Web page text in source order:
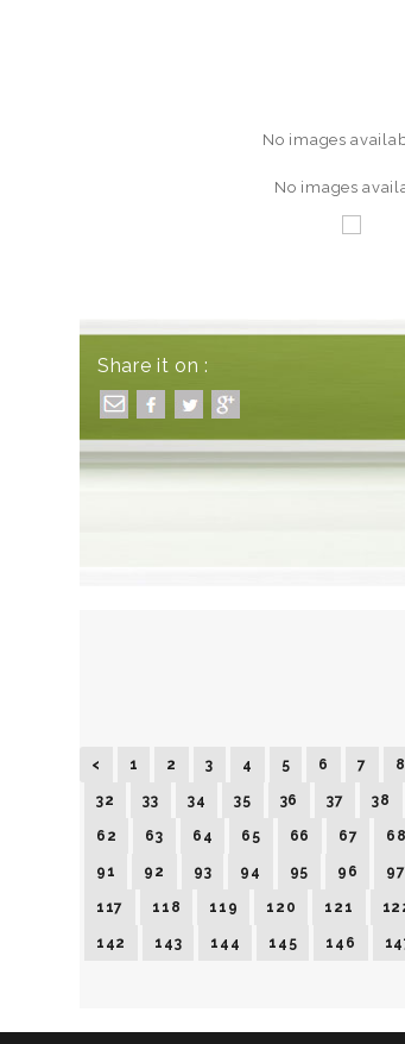
No images
No images
Share it on :
< 1 2 3 4 5 6 7 8
32 33 34 35 36 37 38
62 63 64 65 66 67 68
91 92 93 94 95 96 97
117 118 119 120 121
142 143 144 145 146